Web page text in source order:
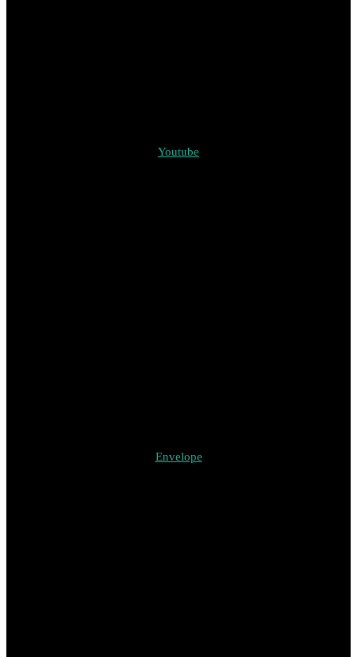
Youtube
Envelope